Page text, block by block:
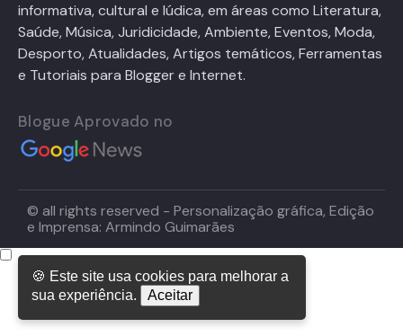
informativa, cultural e lúdica, em áreas como Literatura,
Saúde, Música, Juridicidade, Ambiente, Eventos, Moda,
Desporto, Atualidades, Artigos temáticos, Ferramentas
e Tutoriais para Blogger e Internet.
Blogue Aprovado no
© all rights reserved - Personalização gráfica, Edição
e Imprensa: Armindo Guimarães
🍪 Este site usa cookies para melhorar a
sua experiência.
Aceitar